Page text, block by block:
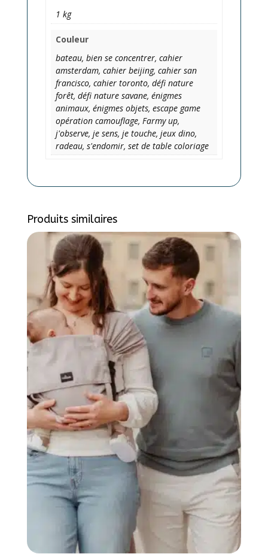
1 kg
Couleur
bateau, bien se concentrer, cahier
amsterdam, cahier beijing, cahier san
francisco, cahier toronto, défi nature
forêt, défi nature savane, énigmes
animaux, énigmes objets, escape game
opération camouflage, Farmy up,
j'observe, je sens, je touche, jeux dino,
radeau, s'endomir, set de table coloriage
Produits similaires